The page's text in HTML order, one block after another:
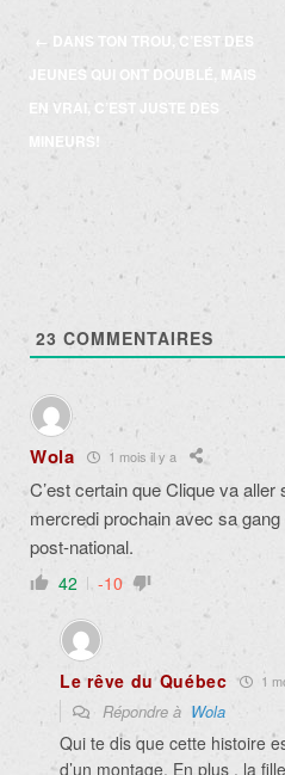
Navigation
des
articles
← DANS TON TROU, C’EST DES
JEUNES QUI ONT DOUBLÉ, MAIS
EN VRAI, C’EST JUSTE DES
MINEURS!
23 COMMENTAIRES
Wola 1 mois il y a
C’est certain que Clique va
mercredi prochain avec sa gang
post-national.
42 -10
Le rêve du Québec 1
Répondre à Wola
Qui te dis que cette histoire
d’un montage. En plus , la